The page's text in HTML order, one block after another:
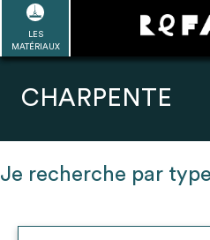
Passer
contenu
LES
MATÉRIAUX
EN SAVOIR PLUS
FAQ
Rechercher :
Refair mode d'emploi
1
CHARPENTE
Je recherche par